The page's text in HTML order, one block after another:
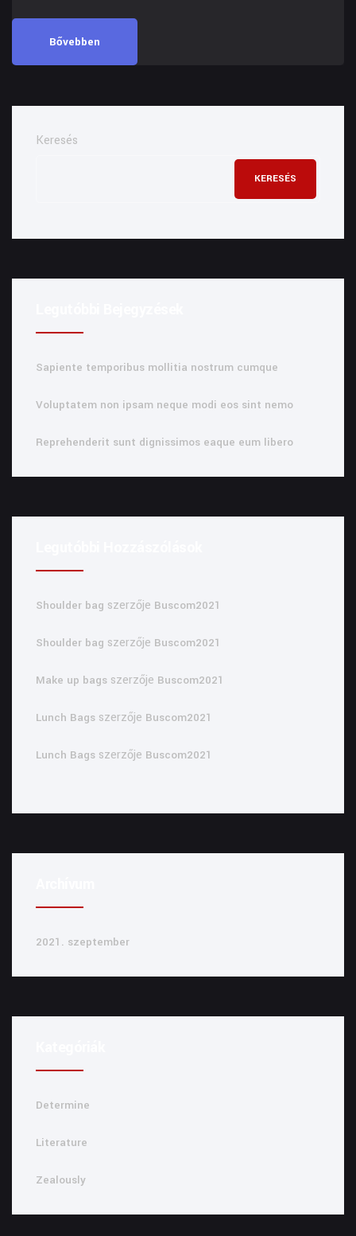
Bővebben
Keresés
KERESÉS
Sapiente temporibus mollitia nostrum cumque
Voluptatem non ipsam neque modi eos sint nemo
Reprehenderit sunt dignissimos eaque eum libero
Shoulder bag szerzője Buscom2021
Shoulder bag szerzője Buscom2021
Make up bags szerzője Buscom2021
Lunch Bags szerzője Buscom2021
Lunch Bags szerzője Buscom2021
2021. szeptember
Determine
Literature
Zealously